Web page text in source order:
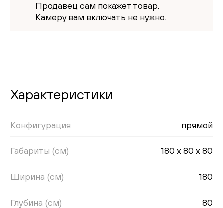
Продавец сам покажет товар.
Камеру вам включать не нужно.
Характеристики
Конфигурация прямой
Габариты (см) 180 x 80 x 80
Ширина (см) 180
Глубина (см) 80